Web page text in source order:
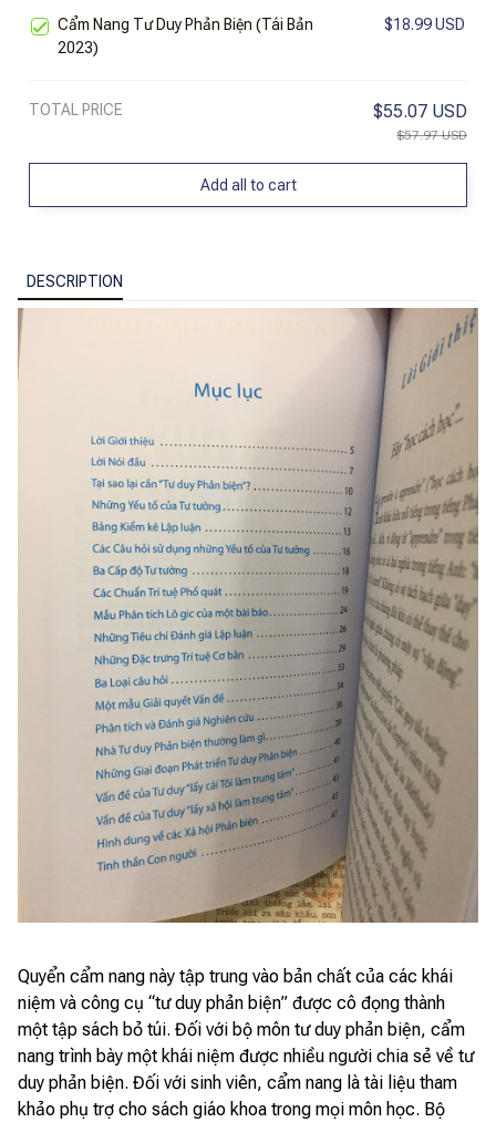
Cẩm Nang Tư Duy Phản Biện (Tái Bản
2023)
$18.99 USD
TOTAL PRICE $55.07 USD
$57.97 USD
Add all to cart
DESCRIPTION
Quyển cẩm nang này tập trung vào bản chất của các khái
niệm và công cụ “tư duy phản biện” được cô đọng thành
một tập sách bỏ túi. Đối với bộ môn tư duy phản biện, cẩm
nang trình bày một khái niệm được nhiều người chia sẻ về tư
duy phản biện. Đối với sinh viên, cẩm nang là tài liệu tham
khảo phụ trợ cho sách giáo khoa trong mọi môn học. Bộ